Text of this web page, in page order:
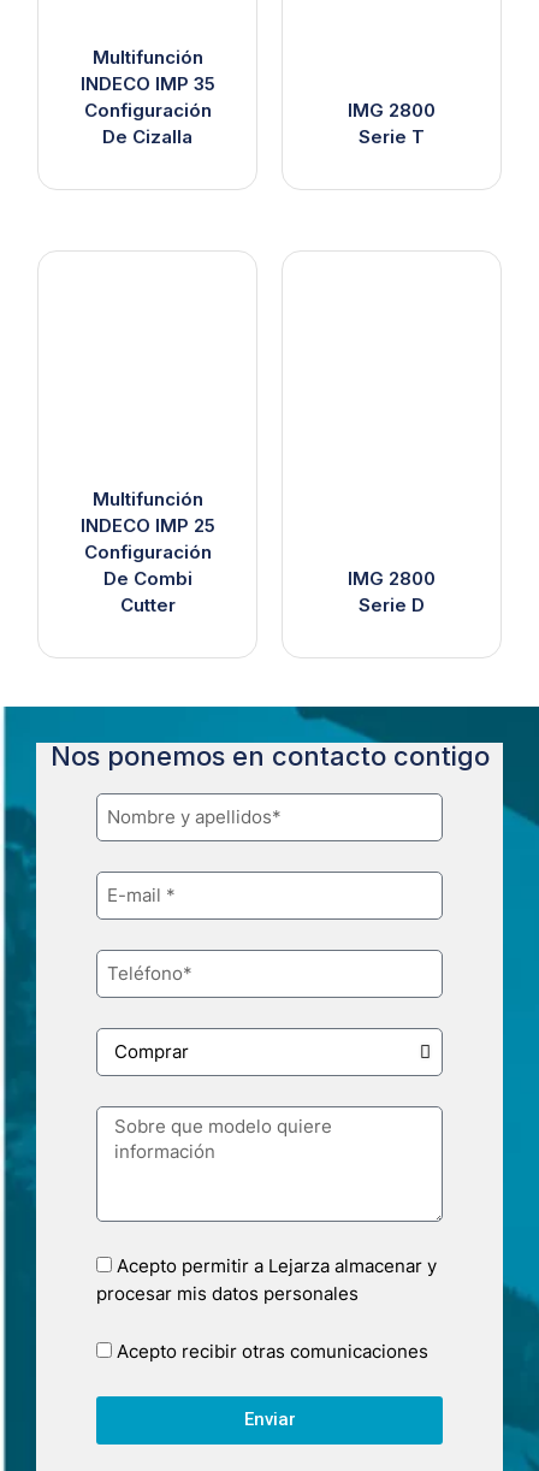
Multifunción
INDECO IMP 35
Configuración
De Cizalla
IMG 2800
Serie T
Multifunción
INDECO IMP 25
Configuración
De Combi
Cutter
IMG 2800
Serie D
Nos ponemos en contacto contigo
Acepto permitir a Lejarza almacenar y
procesar mis datos personales
Acepto recibir otras comunicaciones
Enviar